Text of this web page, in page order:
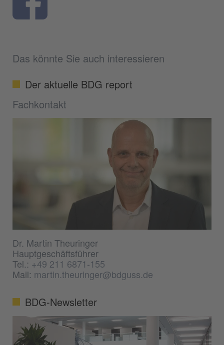
Das könnte Sie auch interessieren
Der aktuelle BDG report
Fachkontakt
Dr. Martin Theuringer
Hauptgeschäftsführer
Tel.:+49 211 6871-155
Mail: martin.theuringer@bdguss.de
BDG-Newsletter